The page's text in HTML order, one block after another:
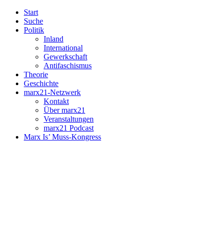
Start
Suche
Politik
Inland
International
Gewerkschaft
Antifaschismus
Theorie
Geschichte
marx21-Netzwerk
Kontakt
Über marx21
Veranstaltungen
marx21 Podcast
Marx Is’ Muss-Kongress